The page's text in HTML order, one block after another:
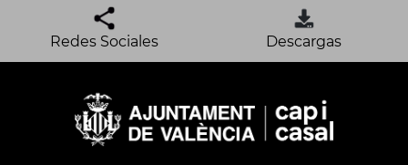
Redes Sociales Descargas